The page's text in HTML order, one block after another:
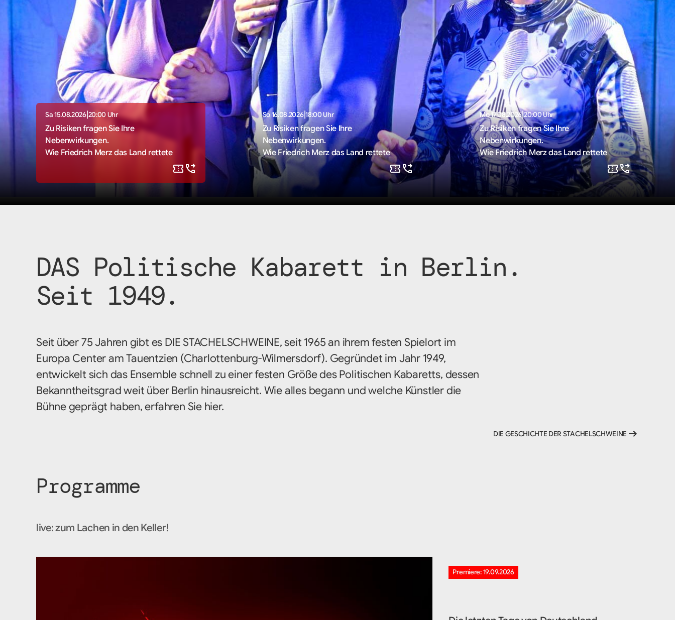
Sa 15.08.2026| 20:00 Uhr
Zu Risiken fragen Sie Ihre
Nebenwirkungen.
Wie Friedrich Merz das Land rettete
So 16.08.2026|18:00 Uhr
Zu Risiken fragen Sie Ihre
Nebenwirkungen.
Wie Friedrich Merz das Land rettete
Mo 17.08.2026|20:00 Uhr
Zu Risiken fragen Sie Ihre
Nebenwirkungen.
Wie Friedrich Merz das Land rettete
DAS Politische Kabarett in Berlin.
Seit 1949.
Seit über 75 Jahren gibt es DIE STACHELSCHWEINE, seit 1965 an ihrem festen Spielort im
Europa Center am Tauentzien (Charlottenburg-Wilmersdorf). Gegründet im Jahr 1949,
entwickelt sich das Ensemble schnell zu einer festen Größe des Politischen Kabaretts, dessen
Bekanntheitsgrad weit über Berlin hinausreicht. Wie alles begann und welche Künstler die
Bühne geprägt haben, erfahren Sie hier.
DIE GESCHICHTE DER STACHELSCHWEINE
Programme
live: zum Lachen in den Keller!
Premiere: 19.09.2026